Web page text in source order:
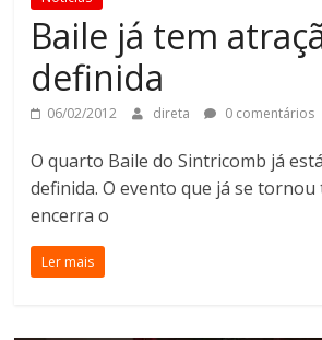
Baile já tem
definida
06/02/2012 direta 0 comentários
O quarto Baile do Sintricomb já
definida. O evento que já se tornou
encerra o
Ler mais